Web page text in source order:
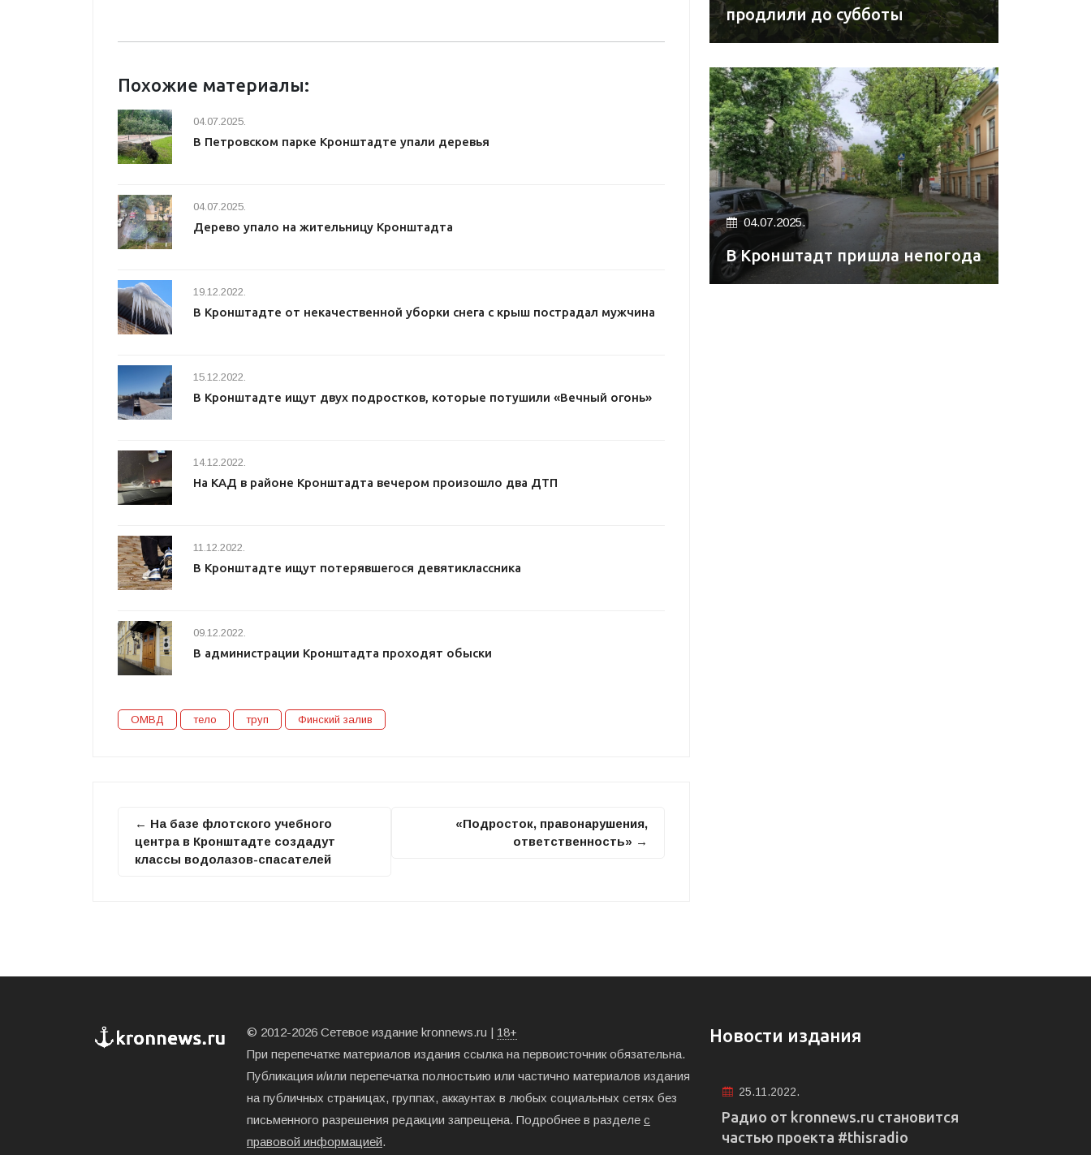
Похожие материалы:
04.07.2025.
В Петровском парке Кронштадте упали деревья
04.07.2025.
Дерево упало на жительницу Кронштадта
19.12.2022.
В Кронштадте от некачественной уборки снега с крыш пострадал мужчина
15.12.2022.
В Кронштадте ищут двух подростков, которые потушили «Вечный огонь»
14.12.2022.
На КАД в районе Кронштадта вечером произошло два ДТП
11.12.2022.
В Кронштадте ищут потерявшегося девятиклассника
09.12.2022.
В администрации Кронштадта проходят обыски
ОМВД тело труп Финский залив
← На базе флотского учебного
центра в Кронштадте создадут
классы водолазов-спасателей
«Подросток, правонарушения,
ответственность» →
продлили до субботы
04.07.2025.
В Кронштадт пришла непогода
© 2012-2026 Сетевое издание kronnews.ru | 18+
При перепечатке материалов издания ссылка на первоисточник обязательна.
Публикация и/или перепечатка полностьию или частично материалов издания
на публичных страницах, группах, аккаунтах в любых социальных сетях без
письменного разрешения редакции запрещена. Подробнее в разделе с
правовой информацией.
Новости издания
25.11.2022.
Радио от kronnews.ru становится
частью проекта #thisradio